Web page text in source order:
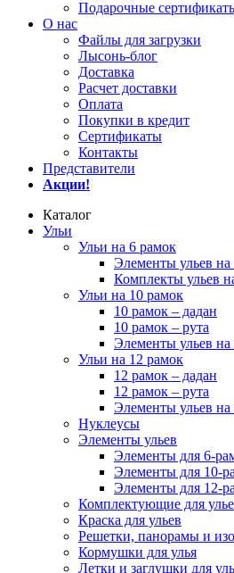
Подарочные
О нас
Файлы для загрузки
Лысонь-блог
Доставка
Расчет доставки
Оплата
Покупки в кредит
Сертификаты
Контакты
Представители
Акции!
Каталог
Ульи
Ульи на 6 рамок
Элементы ульев на
Комплекты ульев
Ульи на 10 рамок
10 рамок – дадан
10 рамок – рута
Элементы ульев
Ульи на 12 рамок
12 рамок – дадан
12 рамок – рута
Элементы ульев
Нуклеусы
Элементы ульев
Элементы для 6-
Элементы для 10-
Элементы для 12-
Комплектующие для
Краска для ульев
Решетки, панорамы и
Кормушки для улья
Летки и заглушки для